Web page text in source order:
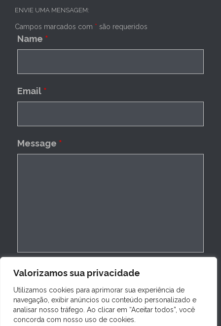
Valorizamos sua privacidade
Utilizamos cookies para aprimorar sua experiência de
navegação, exibir anúncios ou conteúdo personalizado e
analisar nosso tráfego. Ao clicar em “Aceitar todos”, você
concorda com nosso uso de cookies.
ENVIE UMA MENSAGEM:
Campos marcados com * são requeridos
Name *
Email *
Message *